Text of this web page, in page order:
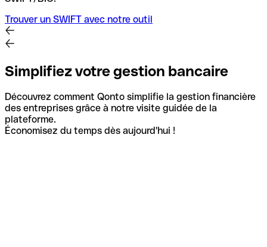
Trouver un SWIFT avec notre outil
Simplifiez votre gestion bancaire
Découvrez comment Qonto simplifie la gestion financière
des entreprises grâce à notre visite guidée de la
plateforme.
Économisez du temps dès aujourd'hui !